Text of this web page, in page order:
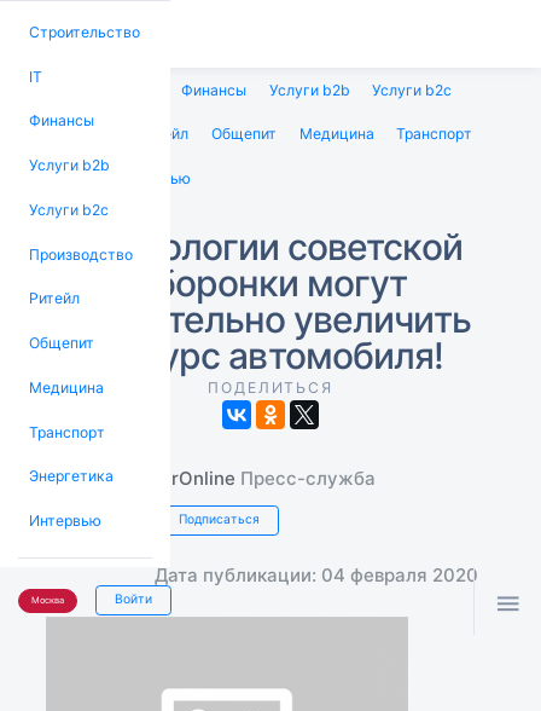
Строительство
IT
Финансы
Услуги b2b
Услуги b2c
Производство
Ритейл
Общепит
Медицина
Транспорт
Энергетика
Интервью
Москва Войти 
Финансы Услуги b2b Услуги b2c
Ритейл Общепит Медицина Транспорт
Энергетика Интервью
Технологии советской
оборонки могут
значительно увеличить
ресурс автомобиля!
ПОДЕЛИТЬСЯ
PrOnline Пресс-служба
Подписаться
Дата публикации: 04 февраля 2020